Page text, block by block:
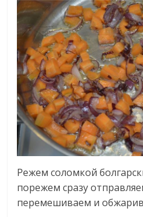
Режем соломкой
порежем сразу
перемешиваем и